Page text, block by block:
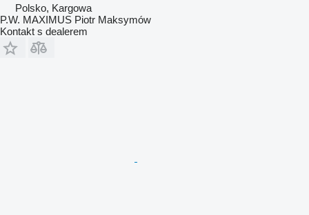
Polsko, Kargowa
P.W. MAXIMUS Piotr Maksymów
Kontakt s dealerem